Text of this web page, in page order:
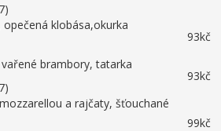
klobása,okurka
93kč
brambory, tatarka
93kč
a rajčaty, šťouchané
99kč